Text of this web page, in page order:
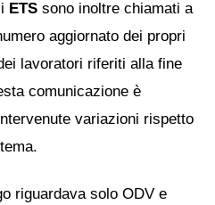
ETS sono inoltre chiamati a
aggiornato dei propri
lavoratori riferiti alla fine
comunicazione è
variazioni rispetto
riguardava solo ODV e